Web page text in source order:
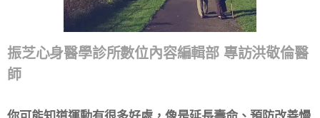
振芝心身醫學診所數位內容編輯部 專訪洪敬倫醫
師